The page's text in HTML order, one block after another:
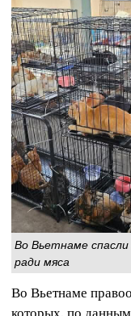
Во Вьетнаме
ради мяса
Во Вьетнаме